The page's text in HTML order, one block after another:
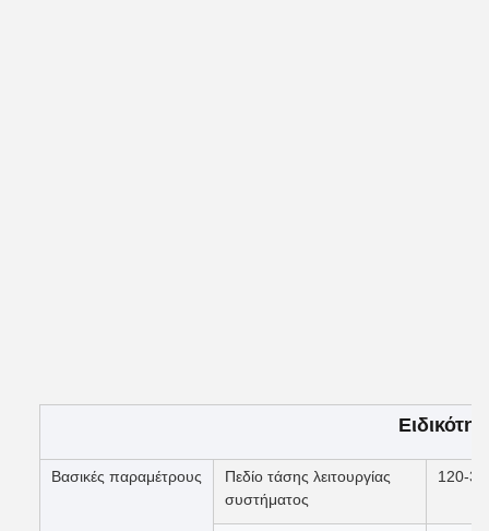
Βασικές παραμέτρους
Πεδίο τάσης λειτουργίας
συστήματος
120-